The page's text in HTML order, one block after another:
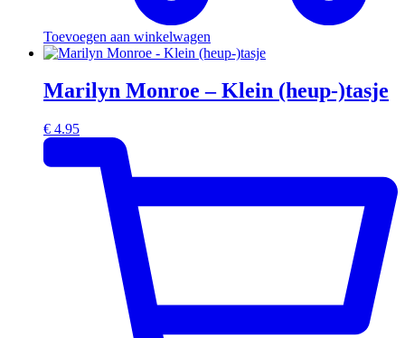
Toevoegen aan winkelwagen
Marilyn Monroe – Klein (heup-)tasje
€ 4.95